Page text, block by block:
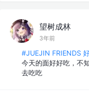
望树成林
3年前
#JUEJIN FRIENDS
今天的面好好吃，不
去吃吃